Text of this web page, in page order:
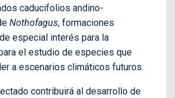
caducifolios andino-
Nothofagus, formaciones
especial interés para la
el estudio de especies que
a escenarios climáticos futuros.
contribuirá al desarrollo de